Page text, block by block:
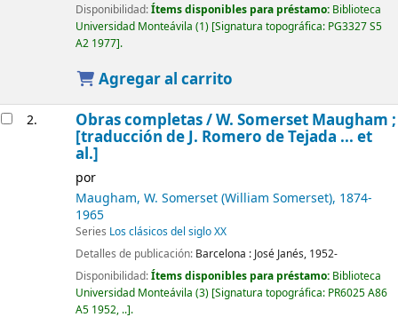
Disponibilidad:Ítems disponibles para préstamo: Biblioteca
Universidad Monteávila (1) Signatura topográfica: PG3327 S5
A2 1977 .
Agregar al carrito
2. Obras completas /W. Somerset Maugham ;
[traducción de J. Romero de Tejada ... et
al.]
por
Maugham, W. Somerset (William Somerset), 1874-
1965
Series Los clásicos del siglo XX
Detalles de publicación: Barcelona : José Janés, 1952-
Disponibilidad:Ítems disponibles para préstamo: Biblioteca
Universidad Monteávila (3) Signatura topográfica: PR6025 A86
A5 1952, .. .